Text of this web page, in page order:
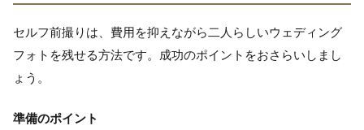
セルフ前撮りは、費用を抑えながら二人らしいウェディング
フォトを残せる方法です。成功のポイントをおさらいしまし
ょう。
準備のポイント